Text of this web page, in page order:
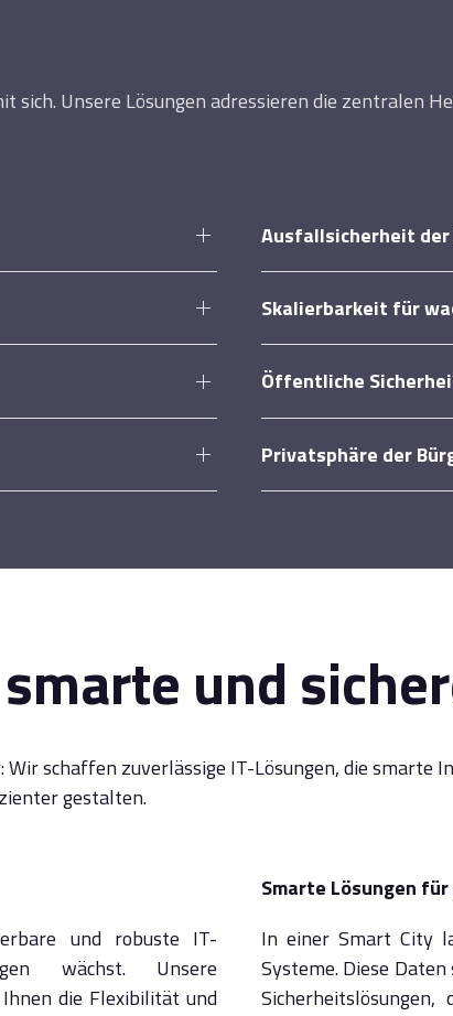
Unsere Lösungen adressieren die zentralen
Ausfallsicherheit
Skalierbarkeit für
Öffentliche
Privatsphäre der
und
schaffen zuverlässige IT-Lösungen, die smarte
gestalten.
und robuste IT-
wächst. Unsere
die Flexibilität und
Smarte Lösungen
In einer Smart City
Systeme. Diese